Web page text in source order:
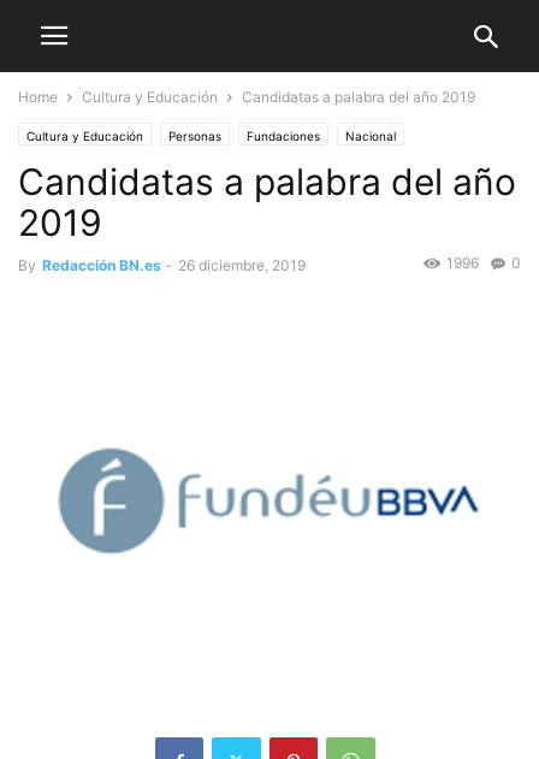
Home Cultura y Educación Candidatas a palabra del año 2019
Cultura y Educación Personas Fundaciones Nacional
Candidatas a palabra del año
2019
By Redacción BN.es - 26 diciembre, 2019 0
1996